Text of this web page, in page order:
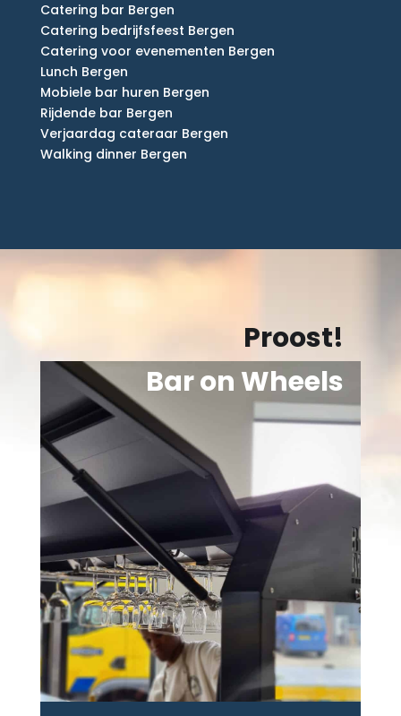
Catering bar Bergen
Catering bedrijfsfeest Bergen
Catering voor evenementen Bergen
Lunch Bergen
Mobiele bar huren Bergen
Rijdende bar Bergen
Verjaardag cateraar Bergen
Walking dinner Bergen
Proost!
Bar on Wheels